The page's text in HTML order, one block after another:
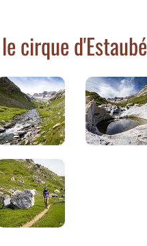
cirque d'Estaubé